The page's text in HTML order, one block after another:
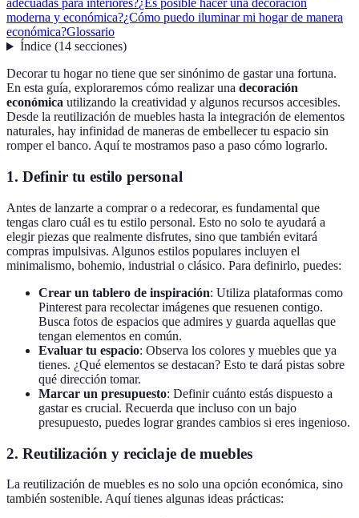
adecuadas para interiores?¿Es posible hacer una decoración
moderna y económica?¿Cómo puedo iluminar mi hogar de manera
económica?Glossario
Índice(14 secciones)
Decorar tu hogar no tiene que ser sinónimo de gastar una fortuna.
En esta guía, exploraremos cómo realizar una decoración
económica utilizando la creatividad y algunos recursos accesibles.
Desde la reutilización de muebles hasta la integración de elementos
naturales, hay infinidad de maneras de embellecer tu espacio sin
romper el banco. Aquí te mostramos paso a paso cómo lograrlo.
1. Definir tu estilo personal
Antes de lanzarte a comprar o a redecorar, es fundamental que
tengas claro cuál es tu estilo personal. Esto no solo te ayudará a
elegir piezas que realmente disfrutes, sino que también evitará
compras impulsivas. Algunos estilos populares incluyen el
minimalismo, bohemio, industrial o clásico. Para definirlo, puedes:
Crear un tablero de inspiración: Utiliza plataformas como
Pinterest para recolectar imágenes que resuenen contigo.
Busca fotos de espacios que admires y guarda aquellas que
tengan elementos en común.
Evaluar tu espacio: Observa los colores y muebles que ya
tienes. ¿Qué elementos se destacan? Esto te dará pistas sobre
qué dirección tomar.
Marcar un presupuesto: Definir cuánto estás dispuesto a
gastar es crucial. Recuerda que incluso con un bajo
presupuesto, puedes lograr grandes cambios si eres ingenioso.
2. Reutilización y reciclaje de muebles
La reutilización de muebles es no solo una opción económica, sino
también sostenible. Aquí tienes algunas ideas prácticas: